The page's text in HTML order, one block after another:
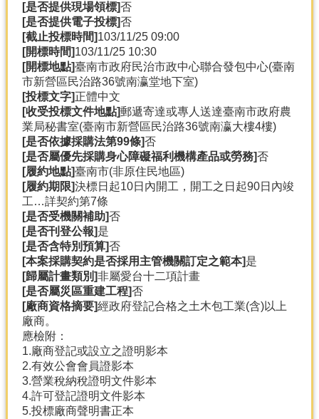
[是否提供現場領標]否
[是否提供電子投標]否
[截止投標時間]103/11/25 09:00
[開標時間]103/11/25 10:30
[開標地點]臺南市政府民治市政中心聯合發包中心(臺南
市新營區民治路36號南瀛堂地下室)
[投標文字]正體中文
[收受投標文件地點]郵遞寄達或專人送達臺南市政府農
業局秘書室(臺南市新營區民治路36號南瀛大樓4樓)
[是否依據採購法第99條]否
[是否屬優先採購身心障礙福利機構產品或勞務]否
[履約地點]臺南市(非原住民地區)
[履約期限]決標日起10日內開工，開工之日起90日內竣
工…詳契約第7條
[是否受機關補助]否
[是否刊登公報]是
[是否含特別預算]否
[本案採購契約是否採用主管機關訂定之範本]是
[歸屬計畫類別]非屬愛台十二項計畫
[是否屬災區重建工程]否
[廠商資格摘要]經政府登記合格之土木包工業(含)以上
廠商。
應檢附：
1.廠商登記或設立之證明影本
2.有效公會會員證影本
3.營業稅納稅證明文件影本
4.許可登記證明文件影本
5.投標廠商聲明書正本